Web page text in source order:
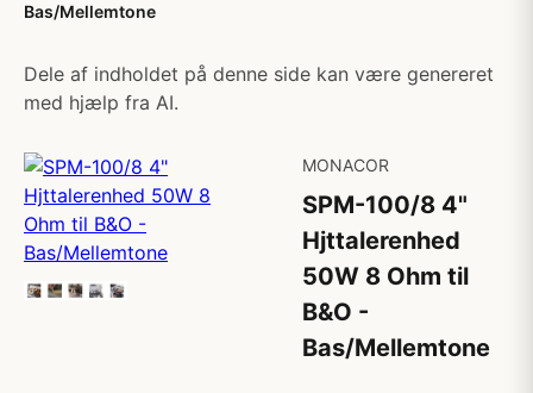
Bas/Mellemtone
Dele af indholdet på denne side kan være genereret
med hjælp fra AI.
MONACOR
SPM-100/8 4"
Hjttalerenhed
50W 8 Ohm til
B&O -
Bas/Mellemtone